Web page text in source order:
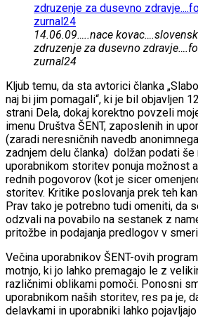
14.06.09…..nace
zdruzenje za dusevno
zurnal24
Kljub temu, da sta avtorici članka
naj bi jim pomagali“, ki je bil objavljen
strani Dela, dokaj korektno povzeli
imenu Društva ŠENT, zaposlenih in
(zaradi neresničnih navedb
zadnjem delu članka) dolžan podati še
uporabnikom storitev ponuja možnost
rednih pogovorov (kot je sicer
storitev. Kritike poslovanja prek teh
Prav tako je potrebno tudi omeniti, da
odzvali na povabilo na sestanek z
pritožbe in podajanja predlogov v
Večina uporabnikov ŠENT-ovih
motnjo, ki jo lahko premagajo le z
različnimi oblikami pomoči. Ponosni
uporabnikom naših storitev, res pa je,
delavkami in uporabniki lahko